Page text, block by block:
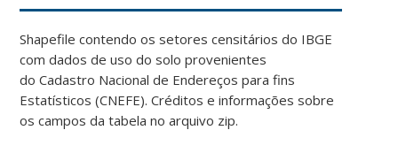
Shapefile contendo os setores censitários do IBGE
com dados de uso do solo provenientes
do Cadastro Nacional de Endereços para fins
Estatísticos (CNEFE). Créditos e informações sobre
os campos da tabela no arquivo zip.